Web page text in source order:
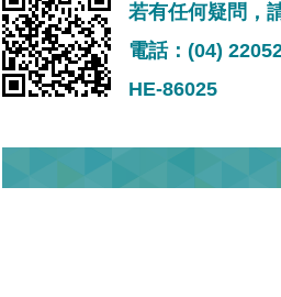
若有任何疑問，
電話：(04)
HE-86025